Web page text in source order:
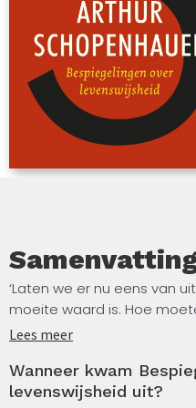
de wereldliteratuur te
‘Laten we er nu eens van
moeite waard is. Hoe
zo veel mogelijk geluk uit te
hoogst actuele vraag,
die over ons worden
Lees meer
Wanneer kwam
levenswijsheid uit?